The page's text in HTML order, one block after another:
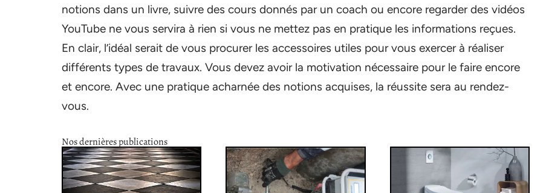
notions dans un livre, suivre des cours donnés par un coach ou encore regarder des vidéos
YouTube ne vous servira à rien si vous ne mettez pas en pratique les informations reçues.
En clair, l’idéal serait de vous procurer les accessoires utiles pour vous exercer à réaliser
différents types de travaux. Vous devez avoir la motivation nécessaire pour le faire encore
et encore. Avec une pratique acharnée des notions acquises, la réussite sera au rendez-
vous.
Nos dernières publications